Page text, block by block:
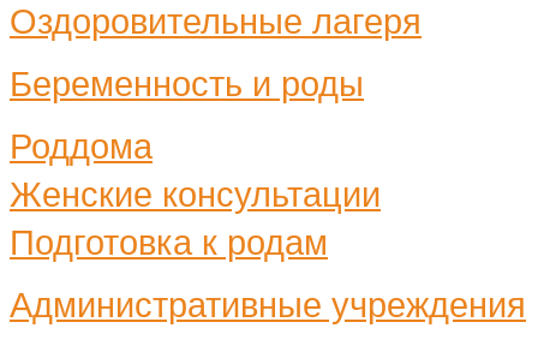
Оздоровительные лагеря
Беременность и роды
Роддома
Женские консультации
Подготовка к родам
Административные учреждения